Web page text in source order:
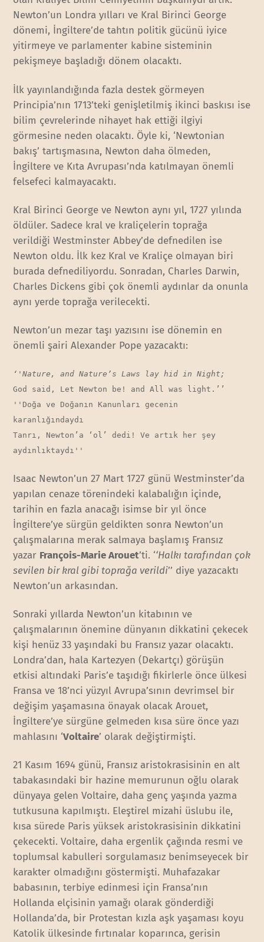
Newton’un Londra yılları ve Kral Birinci George
dönemi, İngiltere’de tahtın politik gücünü iyice
yitirmeye ve parlamenter kabine sisteminin
pekişmeye başladığı dönem olacaktı.
İlk yayınlandığında fazla destek görmeyen
Principia’nın 1713’teki genişletilmiş ikinci baskısı ise
bilim çevrelerinde nihayet hak ettiği ilgiyi
görmesine neden olacaktı. Öyle ki, ‘Newtonian
bakış’ tartışmasına, Newton daha ölmeden,
İngiltere ve Kıta Avrupası’nda katılmayan önemli
felsefeci kalmayacaktı.
Kral Birinci George ve Newton aynı yıl, 1727 yılında
öldüler. Sadece kral ve kraliçelerin toprağa
verildiği Westminster Abbey’de defnedilen ise
Newton oldu. İlk kez Kral ve Kraliçe olmayan biri
burada defnediliyordu. Sonradan, Charles Darwin,
Charles Dickens gibi çok önemli aydınlar da onunla
aynı yerde toprağa verilecekti.
Newton’un mezar taşı yazısını ise dönemin en
önemli şairi Alexander Pope yazacaktı:
‘'Nature, and Nature’s Laws lay hid in Night;
God said, Let Newton be! and All was light.’’
''Doğa ve Doğanın Kanunları gecenin
karanlığındaydı
Tanrı, Newton’a ‘ol’ dedi! Ve artık her şey
aydınlıktaydı''
Isaac Newton’un 27 Mart 1727 günü Westminster’da
yapılan cenaze törenindeki kalabalığın içinde,
tarihin en fazla anacağı isimse bir yıl önce
İngiltere’ye sürgün geldikten sonra Newton’un
çalışmalarına merak salmaya başlamış Fransız
yazar François-Marie Arouet’ti. ‘‘Halkı tarafından çok
sevilen bir kral gibi toprağa verildi’’ diye yazacaktı
Newton’un arkasından.
Sonraki yıllarda Newton’un kitabının ve
çalışmalarının önemine dünyanın dikkatini çekecek
kişi henüz 33 yaşındaki bu Fransız yazar olacaktı.
Londra’dan, hala Kartezyen (Dekartçı) görüşün
etkisi altındaki Paris’e taşıdığı fikirlerle önce ülkesi
Fransa ve 18’nci yüzyıl Avrupa’sının devrimsel bir
değişim yaşamasına önayak olacak Arouet,
İngiltere’ye sürgüne gelmeden kısa süre önce yazı
mahlasını ‘Voltaire’ olarak değiştirmişti.
21 Kasım 1694 günü, Fransız aristokrasisinin en alt
tabakasındaki bir hazine memurunun oğlu olarak
dünyaya gelen Voltaire, daha genç yaşında yazma
tutkusuna kapılmıştı. Eleştirel mizahi üslubu ile,
kısa sürede Paris yüksek aristokrasisinin dikkatini
çekecekti. Voltaire, daha ergenlik çağında resmi ve
toplumsal kabulleri sorgulamasız benimseyecek bir
karakter olmadığını göstermişti. Muhafazakar
babasının, terbiye edinmesi için Fransa’nın
Hollanda elçisinin yamağı olarak gönderdiği
Hollanda’da, bir Protestan kızla aşk yaşaması koyu
Katolik ülkesinde fırtınalar koparınca, gerisin